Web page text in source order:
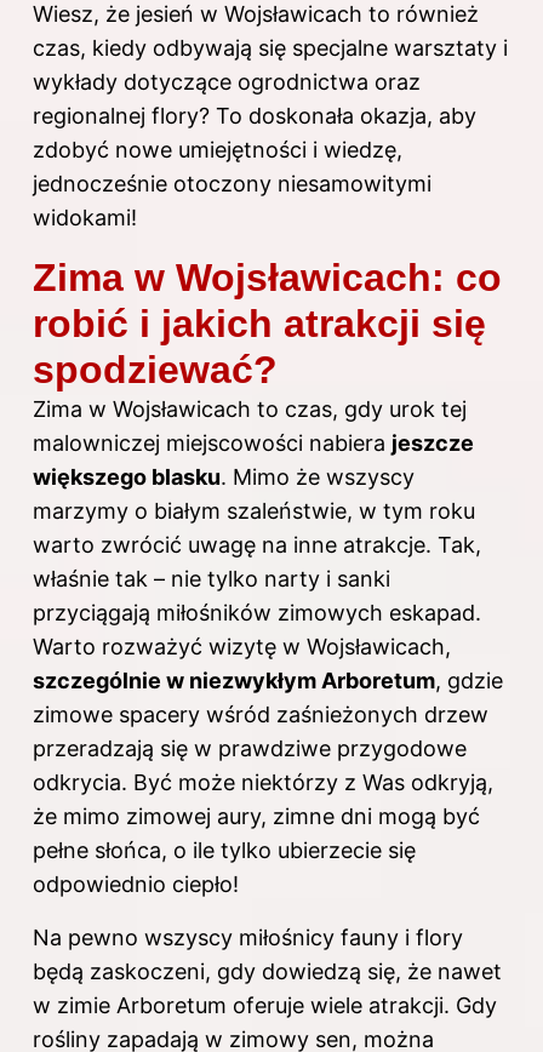
Wiesz, że jesień w Wojsławicach to również
czas, kiedy odbywają się specjalne warsztaty i
wykłady dotyczące ogrodnictwa oraz
regionalnej flory? To doskonała okazja, aby
zdobyć nowe umiejętności i wiedzę,
jednocześnie otoczony niesamowitymi
widokami!
Zima w Wojsławicach: co
robić i jakich atrakcji się
spodziewać?
Zima w Wojsławicach to czas, gdy urok tej
malowniczej miejscowości nabiera jeszcze
większego blasku. Mimo że wszyscy
marzymy o białym szaleństwie, w tym roku
warto zwrócić uwagę na inne atrakcje. Tak,
właśnie tak – nie tylko narty i sanki
przyciągają miłośników zimowych eskapad.
Warto rozważyć wizytę w Wojsławicach,
szczególnie w niezwykłym Arboretum, gdzie
zimowe spacery wśród zaśnieżonych drzew
przeradzają się w prawdziwe przygodowe
odkrycia. Być może niektórzy z Was odkryją,
że mimo zimowej aury, zimne dni mogą być
pełne słońca, o ile tylko ubierzecie się
odpowiednio ciepło!
Na pewno wszyscy miłośnicy fauny i flory
będą zaskoczeni, gdy dowiedzą się, że nawet
w zimie Arboretum oferuje wiele atrakcji. Gdy
rośliny zapadają w zimowy sen, można